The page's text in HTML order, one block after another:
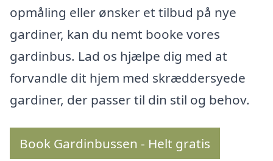
opmåling eller ønsker et tilbud på nye
gardiner, kan du nemt booke vores
gardinbus. Lad os hjælpe dig med at
forvandle dit hjem med skræddersyede
gardiner, der passer til din stil og behov.
Book Gardinbussen - Helt gratis